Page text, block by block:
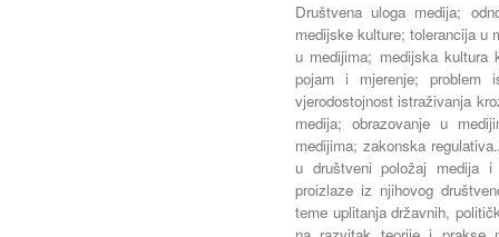
Društvena uloga medija;
medijske kulture; tolerancija u
u medijima; medijska kultura
pojam i mjerenje; problem
vjerodostojnost istraživanja
medija; obrazovanje u
medijima; zakonska regulativa.
u društveni položaj medija
proizlaze iz njihovog
teme uplitanja državnih,